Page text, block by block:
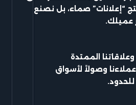
“إعلانات” صماء، بل نصنع
عميلك.
الممتدة
وصولاً لأسواق